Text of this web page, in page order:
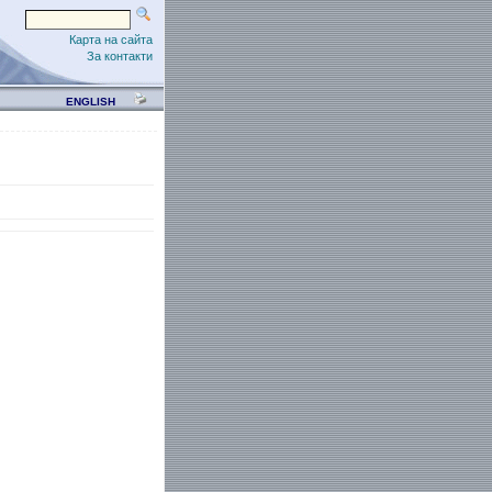
Карта на сайта
За контакти
ENGLISH